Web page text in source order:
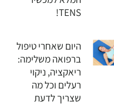
TENS!
היום שאחרי טיפול
ברפואה משלימה:
ריאקציה, ניקוי
רעלים וכל מה
שצריך לדעת